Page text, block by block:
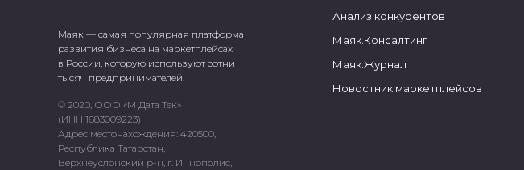
Маяк — самая популярная платформа
развития бизнеса на маркетплейсах
в России, которую используют сотни
тысяч предпринимателей.
© 2020, ООО «М Дата Тек»
(ИНН 1683009223)
Адрес местонахождения: 420500,
Республика Татарстан,
Верхнеуслонский р-н, г. Иннополис,
Анализ конкурентов
Маяк.Консалтинг
Маяк.Журнал
Новостник маркетплейсов